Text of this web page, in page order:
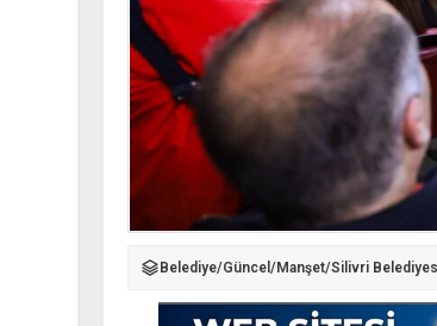
Belediye/Güncel /Manşet/Silivri